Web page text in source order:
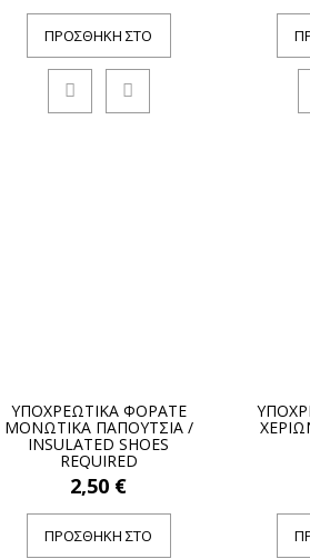
ΠΡΟΣΘΉΚΗ ΣΤΟ
ΥΠΟΧΡΕΩΤΙΚΑ ΦΟΡΑΤΕ
ΜΟΝΩΤΙΚΑ ΠΑΠΟΥΤΣΙΑ /
INSULATED SHOES
REQUIRED
2,50 €
ΠΡΟΣΘΉΚΗ ΣΤΟ